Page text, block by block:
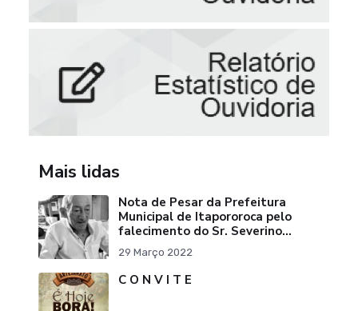
Mais lidas
Nota de Pesar da Prefeitura
Municipal de Itapororoca pelo
falecimento do Sr. Severino
Ribeiro da Silva "Pai do Ex-
Prefei
29 Março 2022
C O N V I T E